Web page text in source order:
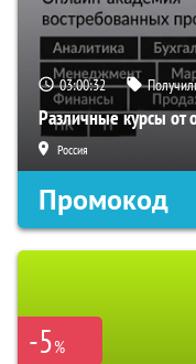
03:00:31
Различные курсы от
Россия
Промокод
-5%